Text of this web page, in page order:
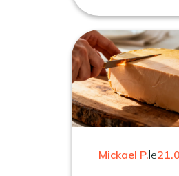
Mickael P.le